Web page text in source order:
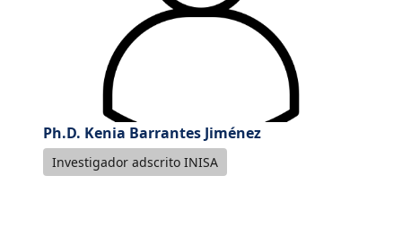
Ph.D. Kenia Barrantes Jiménez
Investigador adscrito INISA